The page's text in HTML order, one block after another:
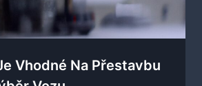
Vhodné Na Přestavbu